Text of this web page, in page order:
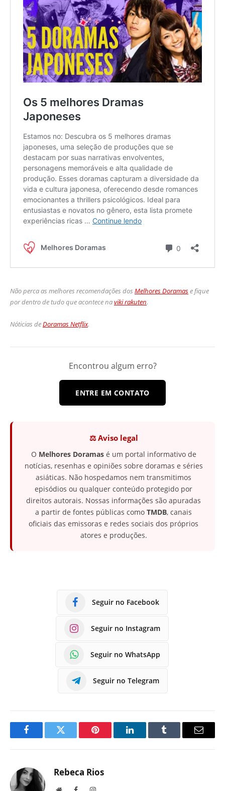
Não perca as melhores recomendações dos Melhores Doramase fique
por dentro de tudo que acontece naviki rakuten.
Nóticias deDoramas Netflix.
Encontrou algum erro?
ENTRE EM CONTATO
⚖️ Aviso legal
O Melhores Doramasé um portal informativo de
notícias, resenhas e opiniões sobre doramas e séries
asiáticas. Não hospedamos nem transmitimos
episódios ou qualquer conteúdo protegido por
direitos autorais. Nossas informações são apuradas
a partir de fontes públicas como TMDB, canais
oficiais das emissoras e redes sociais dos próprios
atores e produções.
Seguir no Facebook
Seguir no Instagram
Seguir no WhatsApp
Seguir no Telegram
FacebookTwitter Pinterest LinkedInTumblr
E-
Rebeca Rios
Site FacebookInstagram